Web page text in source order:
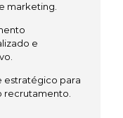
marketing.
e
estratégico para
recrutamento.